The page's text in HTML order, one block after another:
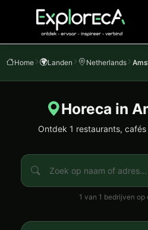
Home Landen Netherlands
Horeca in
Ontdek 1 restaurants,
1 van 1 bedrijven op